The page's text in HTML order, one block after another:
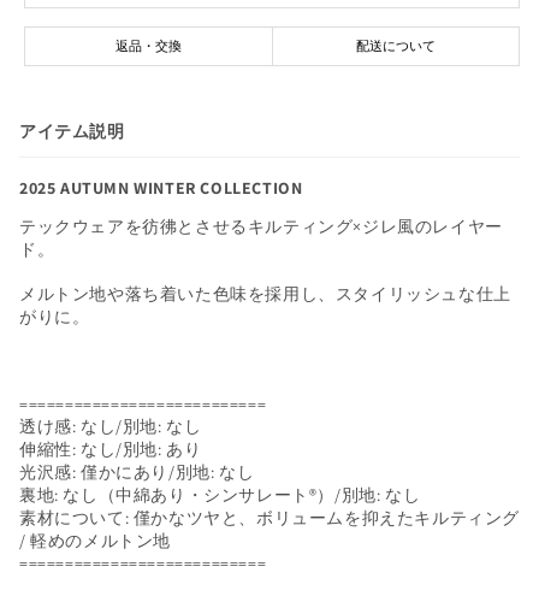
ニット
スカート
シューズ
アクセサリー
～￥3,000
￥3,000～￥5,000
￥5,000～￥7,000
返品・交換 配送について
アイテム説明
2025 AUTUMN WINTER COLLECTION
テックウェアを彷彿とさせるキルティング×ジレ風のレイヤー
ド。
メルトン地や落ち着いた色味を採用し、スタイリッシュな仕上
がりに。
===========================
透け感: なし/別地: なし
伸縮性: なし/別地: あり
光沢感: 僅かにあり/別地: なし
裏地: なし（中綿あり・シンサレート®）/別地: なし
素材について: 僅かなツヤと、ボリュームを抑えたキルティング
/ 軽めのメルトン地
===========================